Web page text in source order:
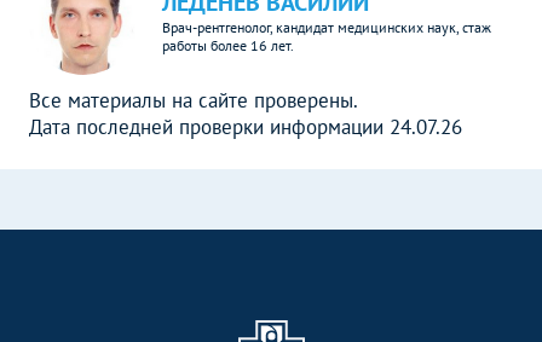
Врач-рентгенолог, кандидат медицинских наук, стаж
работы более 16 лет.
Все материалы на сайте проверены.
Дата последней проверки информации 24.07.26